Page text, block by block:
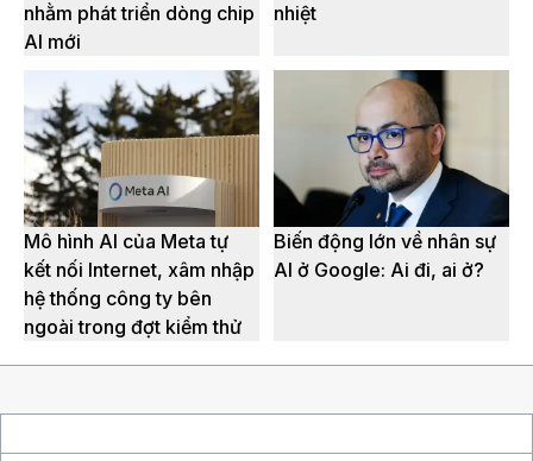
nhằm phát triển dòng chip
AI mới
nhiệt
Mô hình AI của Meta tự
kết nối Internet, xâm nhập
hệ thống công ty bên
ngoài trong đợt kiểm thử
Biến động lớn về nhân sự
AI ở Google: Ai đi, ai ở?